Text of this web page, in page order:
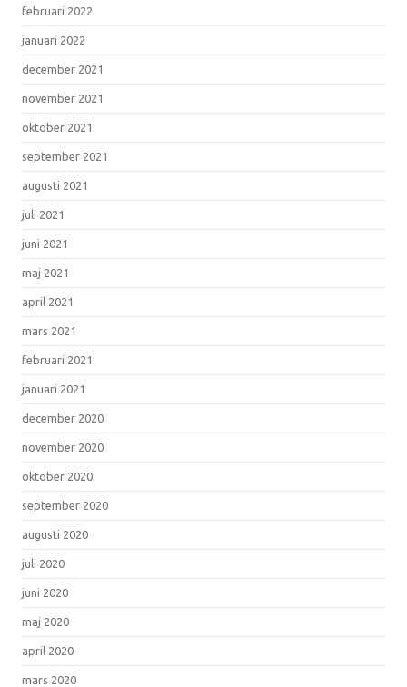
februari 2022
januari 2022
december 2021
november 2021
oktober 2021
september 2021
augusti 2021
juli 2021
juni 2021
maj 2021
april 2021
mars 2021
februari 2021
januari 2021
december 2020
november 2020
oktober 2020
september 2020
augusti 2020
juli 2020
juni 2020
maj 2020
april 2020
mars 2020